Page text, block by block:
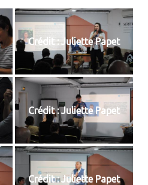
Crédit : Juliette Papet
Crédit : Juliette Papet
Crédit : Juliette Papet